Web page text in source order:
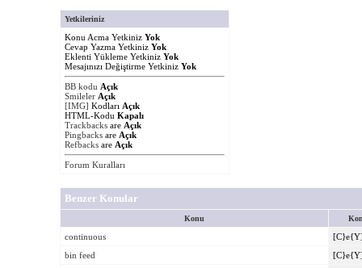
Yetkileriniz
Konu Acma Yetkiniz Yok
Cevap Yazma Yetkiniz Yok
Eklenti Yükleme Yetkiniz Yok
Mesajınızı Değiştirme Yetkiniz Yok
BB kodu Açık
Smileler Açık
[IMG] Kodları Açık
HTML-Kodu Kapalı
Trackbacks are Açık
Pingbacks are Açık
Refbacks are Açık
Forum Kuralları
Benzer Konular
Konu
continuous
bin feed